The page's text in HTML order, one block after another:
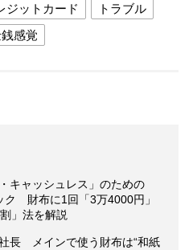
ジットカード
トラブル
感覚
キャッシュレス」のための
ク 財布に1回「3万4000円」
」法を解説
長 メインで使う財布は“和紙